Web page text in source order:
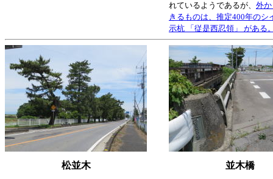
れているようであるが、 外
きるものは、推定400年のシ
示杭 「従是西忍領」 がある
松並木 並木橋